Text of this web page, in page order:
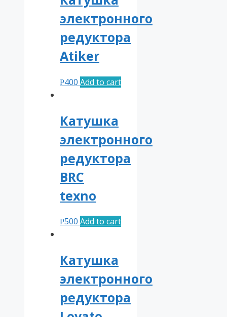
электронного
редуктора
Atiker
Р400 Add to cart
Катушка
электронного
редуктора
BRC
texno
Р500 Add to cart
Катушка
электронного
редуктора